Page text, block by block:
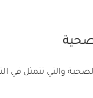
والتي تتمثل في